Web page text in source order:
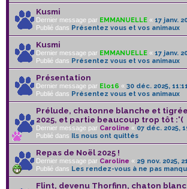
Kusmi
Dernier message par EMMANUELLE « 17 janv.
Publié dans Présentez vous et vos animaux
Kusmi
Dernier message par EMMANUELLE « 17 janv.
Publié dans Présentez vous et vos animaux
Présentation
Dernier message par Elo16 « 30 déc. 2025, 11:11
Publié dans Présentez vous et vos animaux
Prélude, chatonne blanche et
2025, et partie beaucoup trop tôt :'(
Dernier message par Caroline « 07 déc. 2025,
Publié dans Ils nous ont quittés
Repas de Noël 2025 !
Dernier message par Caroline « 29 nov. 2025,
Publié dans Les rendez-vous à ne pas
Flint, devenu Thorfinn, chaton